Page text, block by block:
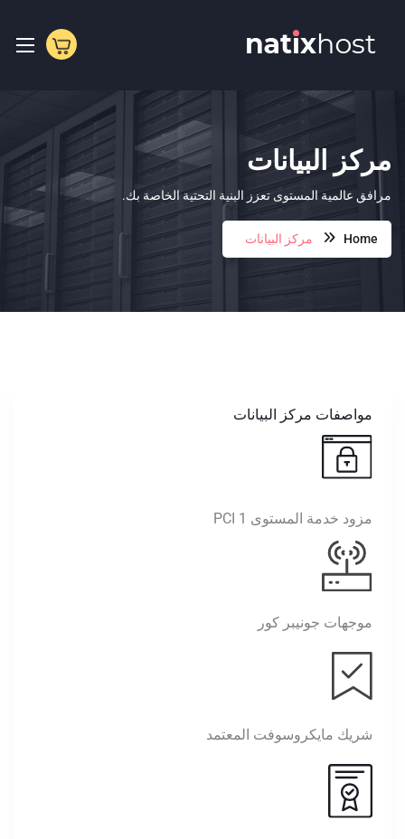
مركز البيانات
مرافق عالمية المستوى تعزز البنية التحتية الخاصة بك.
Home مركز البيانات
مواصفات مركز البيانات
مزود خدمة المستوى 1 PCI
موجهات جونيبر كور
شريك مايكروسوفت المعتمد